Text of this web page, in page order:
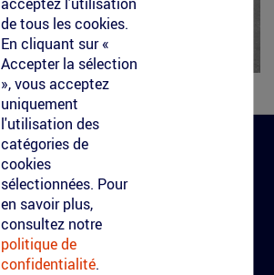
de tous les cookies.
En cliquant sur «
Accepter la sélection
», vous acceptez
uniquement
l'utilisation des
catégories de
cookies
sélectionnées. Pour
en savoir plus,
consultez notre
politique de
confidentialité.